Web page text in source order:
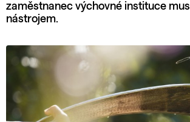
zaměstnanec výchovné instituce
nástrojem.